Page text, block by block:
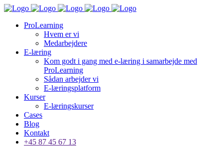
ProLearning
Hvem er vi
Medarbejdere
E-læring
Kom godt i gang med e-læring i samarbejde med
ProLearning
Sådan arbejder vi
E-læringsplatform
Kurser
E-læringskurser
Cases
Blog
Kontakt
+45 87 45 67 13